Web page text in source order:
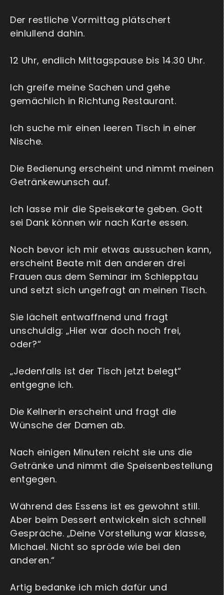
Der restliche Vormittag plätschert
einlullend dahin.
12 Uhr, endlich Mittagspause bis 14.30 Uhr.
Ich greife meine Sachen und gehe
gemächlich in Richtung Restaurant.
Ich suche mir einen leeren Tisch in einer
Nische.
Die Bedienung erscheint und nimmt meinen
Getränkewunsch auf.
Ich lasse mir die Speisekarte geben. Gott
sei Dank können wir nach Karte essen.
Noch bevor ich mir etwas aussuchen kann,
erscheint Beate mit den anderen drei
Frauen aus dem Seminar im Schlepptau
und setzt sich ungefragt an meinen Tisch.
Sie lächelt entwaffnend und fragt
unschuldig: „Hier war doch noch frei,
oder?“
„Jedenfalls ist der Tisch jetzt belegt“
entgegne ich.
Die Kellnerin erscheint und fragt die
Wünsche der Damen ab.
Nach einigen Minuten reicht sie uns die
Getränke und nimmt die Speisenbestellung
entgegen.
Während des Essens ist es gewohnt still.
Aber beim Dessert entwickeln sich schnell
Gespräche. „Deine Vorstellung war klasse,
Michael. Nicht so spröde wie bei den
anderen.“
Artig bedanke ich mich dafür und